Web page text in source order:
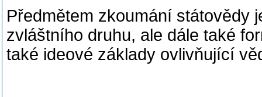
Předmětem zkoumání státovědy
zvláštního druhu, ale dále také
také ideové základy ovlivňující